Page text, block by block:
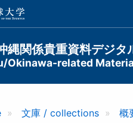
縄関係貴重資料デジタ
Okinawa-related
文庫 / collections 概